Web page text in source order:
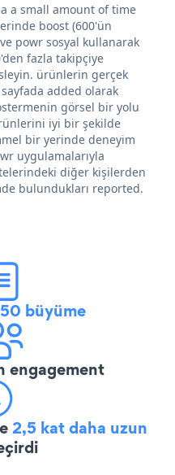
a small amount of time
boost (600'ün
powr sosyal kullanarak
fazla takipçiye
ürünlerin gerçek
added olarak
görsel bir yolu
iyi bir şekilde
bir yerinde deneyim
uygulamalarıyla
diğer kişilerden
bulundukları reported.
büyüme
engagement
2,5 kat daha uzun